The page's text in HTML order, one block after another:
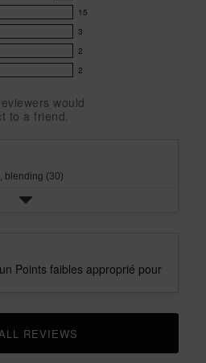
15
3
2
2
would
to a friend.
blending (30)
Points faibles approprié pour
CLICK TO GO TO ALL REVIEWS